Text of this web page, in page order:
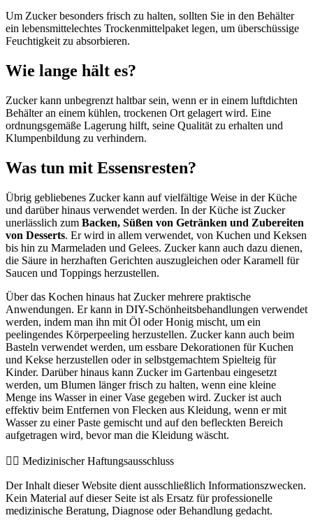
Um Zucker besonders frisch zu halten, sollten Sie in den Behälter
ein lebensmittelechtes Trockenmittelpaket legen, um überschüssige
Feuchtigkeit zu absorbieren.
Wie lange hält es?
Zucker kann unbegrenzt haltbar sein, wenn er in einem luftdichten
Behälter an einem kühlen, trockenen Ort gelagert wird. Eine
ordnungsgemäße Lagerung hilft, seine Qualität zu erhalten und
Klumpenbildung zu verhindern.
Was tun mit Essensresten?
Übrig gebliebenes Zucker kann auf vielfältige Weise in der Küche
und darüber hinaus verwendet werden. In der Küche ist Zucker
unerlässlich zum Backen, Süßen von Getränken und Zubereiten
von Desserts. Er wird in allem verwendet, von Kuchen und Keksen
bis hin zu Marmeladen und Gelees. Zucker kann auch dazu dienen,
die Säure in herzhaften Gerichten auszugleichen oder Karamell für
Saucen und Toppings herzustellen.
Über das Kochen hinaus hat Zucker mehrere praktische
Anwendungen. Er kann in DIY-Schönheitsbehandlungen verwendet
werden, indem man ihn mit Öl oder Honig mischt, um ein
peelingendes Körperpeeling herzustellen. Zucker kann auch beim
Basteln verwendet werden, um essbare Dekorationen für Kuchen
und Kekse herzustellen oder in selbstgemachtem Spielteig für
Kinder. Darüber hinaus kann Zucker im Gartenbau eingesetzt
werden, um Blumen länger frisch zu halten, wenn eine kleine
Menge ins Wasser in einer Vase gegeben wird. Zucker ist auch
effektiv beim Entfernen von Flecken aus Kleidung, wenn er mit
Wasser zu einer Paste gemischt und auf den befleckten Bereich
aufgetragen wird, bevor man die Kleidung wäscht.
👨‍⚕️️ Medizinischer Haftungsausschluss
Der Inhalt dieser Website dient ausschließlich Informationszwecken.
Kein Material auf dieser Seite ist als Ersatz für professionelle
medizinische Beratung, Diagnose oder Behandlung gedacht.